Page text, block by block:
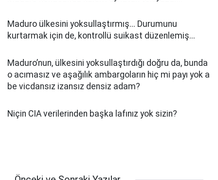
Maduro ülkesini yoksullaştırmış... Durumunu
kurtarmak için de, kontrollü suikast düzenlemiş...
Maduro’nun, ülkesini yoksullaştırdığı doğru da, bunda
o acımasız ve aşağılık ambargoların hiç mi payı yok a
be vicdansız izansız densiz adam?
Niçin CIA verilerinden başka lafınız yok sizin?